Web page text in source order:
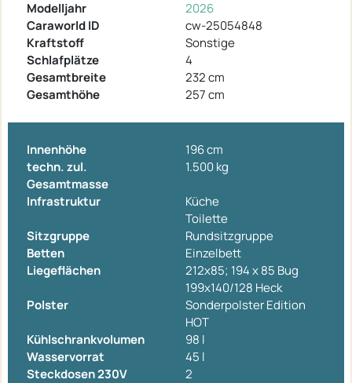
Modelljahr
2026
Caraworld ID
cw-25054848
Kraftstoff
Sonstige
Schlafplätze
4
Gesamtbreite
232 cm
Gesamthöhe
257 cm
Innenhöhe
196 cm
techn. zul.
Gesamtmasse
1.500 kg
Infrastruktur
Küche
Toilette
Sitzgruppe
Rundsitzgruppe
Betten
Einzelbett
Liegeflächen
212x85; 194 x 85 Bug
199x140/128 Heck
Polster
Sonderpolster Edition
HOT
Kühlschrankvolumen
98 l
Wasservorrat
45 l
Steckdosen 230V
2